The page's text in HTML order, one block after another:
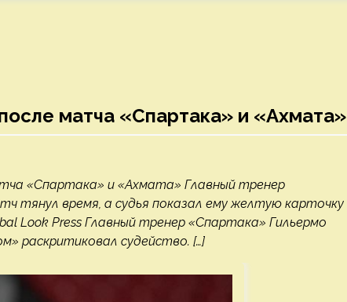
матча «Спартака» и «Ахмата»
«Спартака» и «Ахмата» Главный тренер
тянул время, а судья показал ему желтую карточку
Look Press Главный тренер «Спартака» Гильермо
раскритиковал судейство. […]